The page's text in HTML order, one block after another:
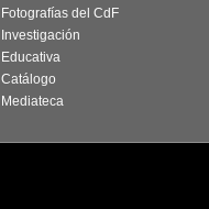
Fotografías del CdF
Investigación
Educativa
Catálogo
Mediateca